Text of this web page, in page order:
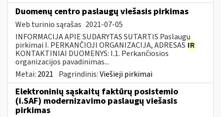
Duomenų centro paslaugų viešasis pirkimas
Web turinio sąrašas 2021-07-05
INFORMACIJA APIE SUDARYTAS SUTARTIS Paslaugų
pirkimai I. PERKANČIOJI ORGANIZACIJA, ADRESAS IR
KONTAKTINIAI DUOMENYS: I.1. Perkančiosios
organizacijos pavadinimas...
Metai: 2021 Pagrindinis:Viešieji pirkimai
Elektroninių sąskaitų faktūrų posistemio
(i.SAF) modernizavimo paslaugų viešasis
pirkimas